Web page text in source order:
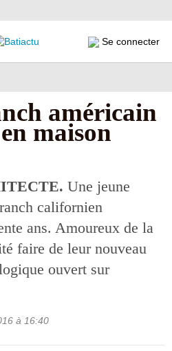
Se connecter
américain
maison
Une jeune
californien
ans. Amoureux de la
faire de leur nouveau
ouvert sur
à 16:40